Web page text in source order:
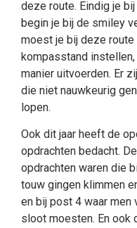
deze route. Eindig je
begin je bij de smiley
moest je bij deze
kompasstand
manier uitvoerden. Er
die niet nauwkeurig
lopen.
Ook dit jaar heeft de
opdrachten bedacht.
opdrachten waren die
touw gingen klimmen
en bij post 4 waar men
sloot moesten. En ook